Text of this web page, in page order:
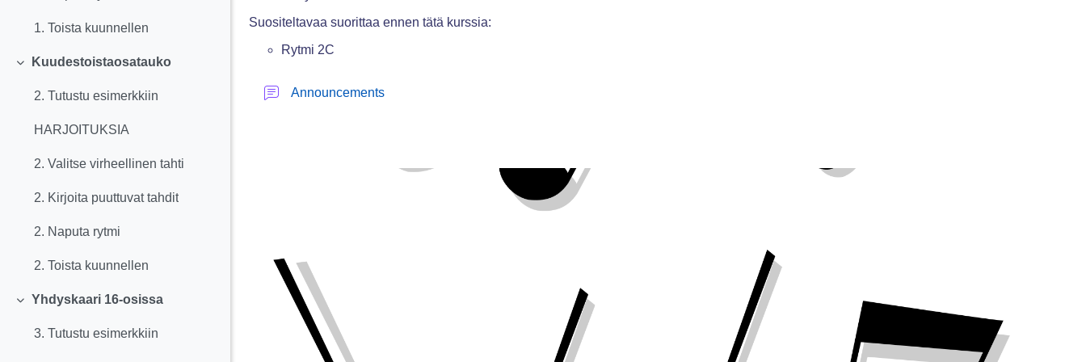
1. Toista kuunnellen
Tiivistä
Kuudestoistaosatauko
2. Tutustu esimerkkiin
HARJOITUKSIA
2. Valitse virheellinen tahti
2. Kirjoita puuttuvat tahdit
2. Naputa rytmi
2. Toista kuunnellen
Tiivistä
Yhdyskaari 16-osissa
3. Tutustu esimerkkiin
Suositeltavaa suorittaa ennen tätä kurssia:
Rytmi 2C
Announcements